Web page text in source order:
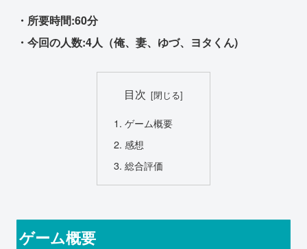
・所要時間:60分
・今回の人数:4人（俺、妻、ゆづ、ヨタくん)
目次
ゲーム概要
感想
総合評価
ゲーム概要